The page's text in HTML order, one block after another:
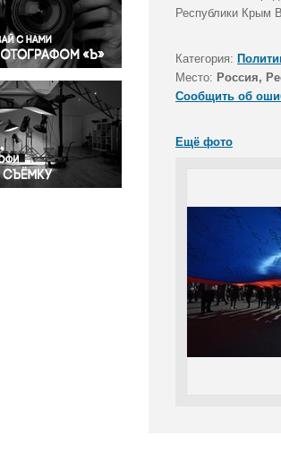
и конфликты
жизнь
и бизнес
Республики Крым
Категория:
Место: Россия,
Сообщить об
Ещё фото